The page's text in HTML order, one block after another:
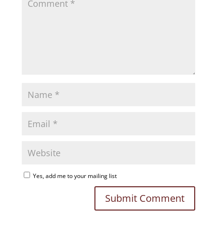
Yes, add me to your mailing list